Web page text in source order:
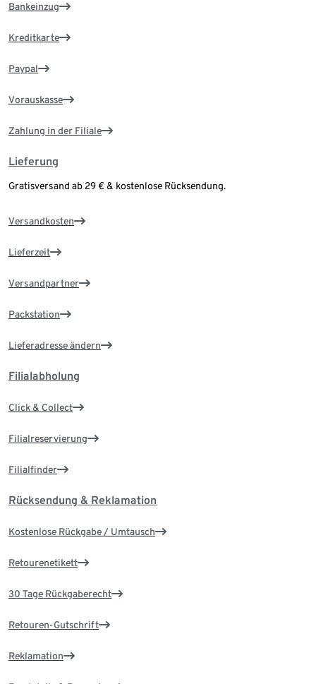
Bankeinzug
Kreditkarte
Paypal
Vorauskasse
Zahlung in der Filiale
Lieferung
Gratisversand ab 29 € & kostenlose Rücksendung.
Versandkosten
Lieferzeit
Versandpartner
Packstation
Lieferadresse ändern
Filialabholung
Click & Collect
Filialreservierung
Filialfinder
Rücksendung & Reklamation
Kostenlose Rückgabe / Umtausch
Retourenetikett
30 Tage Rückgaberecht
Retouren-Gutschrift
Reklamation